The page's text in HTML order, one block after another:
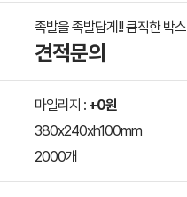
족발을 족발답게!! 큼직한 박스
견적문의
마일리지 : +0원
380x240xh100mm
2000개